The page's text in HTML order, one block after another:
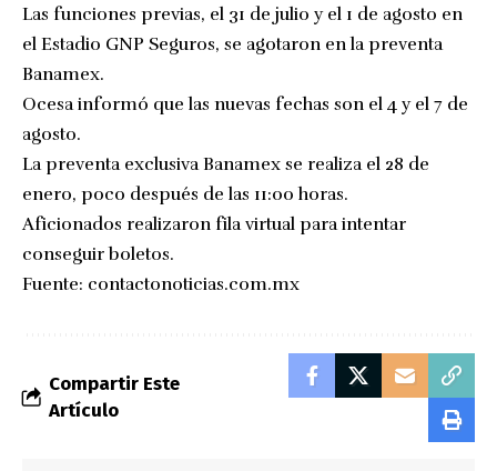
Las funciones previas, el 31 de julio y el 1 de agosto en
el Estadio GNP Seguros, se agotaron en la preventa
Banamex.
Ocesa informó que las nuevas fechas son el 4 y el 7 de
agosto.
La preventa exclusiva Banamex se realiza el 28 de
enero, poco después de las 11:00 horas.
Aficionados realizaron fila virtual para intentar
conseguir boletos.
Fuente: contactonoticias.com.mx
Compartir Este
Artículo